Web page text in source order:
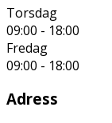
Torsdag
09:00 - 18:00
Fredag
09:00 - 18:00
Adress